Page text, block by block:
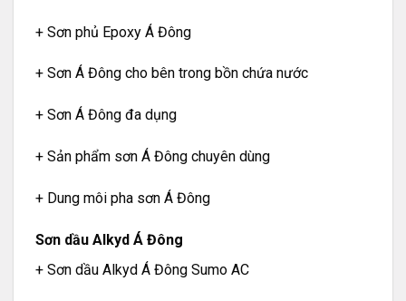
+ Sơn phủ Epoxy Á Đông
+ Sơn Á Đông cho bên trong bồn chứa nước
+ Sơn Á Đông đa dụng
+ Sản phẩm sơn Á Đông chuyên dùng
+ Dung môi pha sơn Á Đông
Sơn dầu Alkyd Á Đông
+ Sơn dầu Alkyd Á Đông Sumo AC